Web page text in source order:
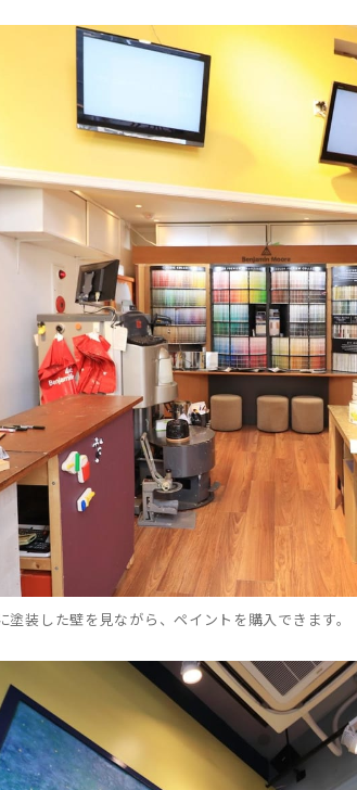
装した壁を見ながら、ペイントを購入できます。